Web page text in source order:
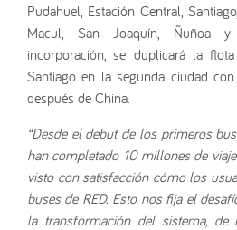
Pudahuel, Estación Central,
Macul, San Joaquín, Ñuñoa
incorporación, se duplicará la
Santiago en la segunda ciudad
después de China.
“Desde el debut de los primeros
han completado 10 millones de
visto con satisfacción cómo los
buses de RED. Esto nos fija el
la transformación del sistema,